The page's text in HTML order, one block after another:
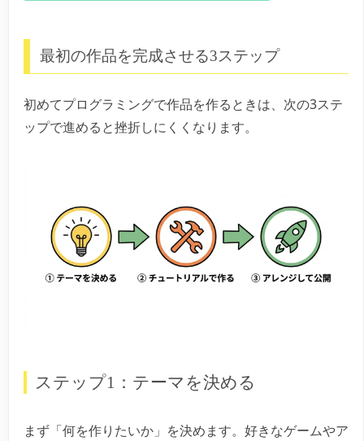
最初の作品を完成させる3ステップ
初めてプログラミングで作品を作るときは、次の3ステ
ップで進めると挫折しにくくなります。
ステップ1：テーマを決める
まず「何を作りたいか」を決めます。好きなゲームやア